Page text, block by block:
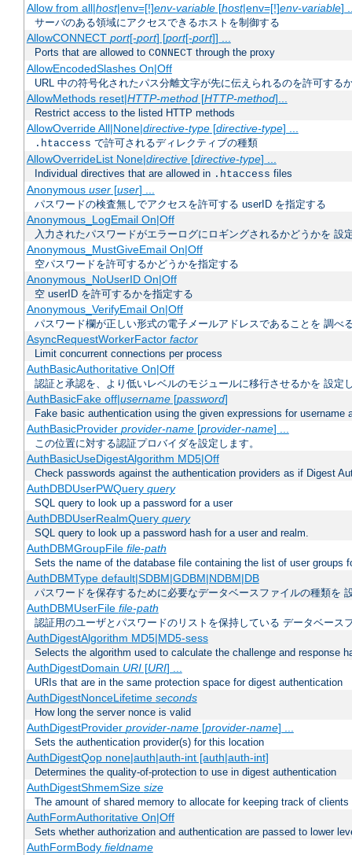
Allow from all|host|env=[!]env-variable[host|env=[!]env-variable]
サーバのある領域にアクセスできるホストを制御する
AllowCONNECT port[-port] [port[-port]] ...
Ports that are allowed to CONNECT through the proxy
AllowEncodedSlashes On|Off
URL 中の符号化されたパス分離文字が先に伝えられるのを許可する
AllowMethods reset|HTTP-method[HTTP-method]...
Restrict access to the listed HTTP methods
AllowOverride All|None|directive-type[directive-type] ...
.htaccess で許可されるディレクティブの種類
AllowOverrideList None|directive[directive-type] ...
Individual directives that are allowed in .htaccess files
Anonymous user[user] ...
パスワードの検査無しでアクセスを許可する userID を指定する
Anonymous_LogEmail On|Off
入力されたパスワードがエラーログにロギングされるかどうかを 設
Anonymous_MustGiveEmail On|Off
空パスワードを許可するかどうかを指定する
Anonymous_NoUserID On|Off
空 userID を許可するかを指定する
Anonymous_VerifyEmail On|Off
パスワード欄が正しい形式の電子メールアドレスであることを 調べ
AsyncRequestWorkerFactor factor
Limit concurrent connections per process
AuthBasicAuthoritative On|Off
認証と承認を、より低いレベルのモジュールに移行させるかを 設定
AuthBasicFake off|username[password]
Fake basic authentication using the given expressions for username
AuthBasicProvider provider-name[provider-name] ...
この位置に対する認証プロバイダを設定します。
AuthBasicUseDigestAlgorithm MD5|Off
Check passwords against the authentication providers as if Digest
AuthDBDUserPWQuery query
SQL query to look up a password for a user
AuthDBDUserRealmQuery query
SQL query to look up a password hash for a user and realm.
AuthDBMGroupFile file-path
Sets the name of the database file containing the list of user groups
AuthDBMType default|SDBM|GDBM|NDBM|DB
パスワードを保存するために必要なデータベースファイルの種類を
AuthDBMUserFile file-path
認証用のユーザとパスワードのリストを保持している データベース
AuthDigestAlgorithm MD5|MD5-sess
Selects the algorithm used to calculate the challenge and response
AuthDigestDomain URI[URI] ...
URIs that are in the same protection space for digest authentication
AuthDigestNonceLifetime seconds
How long the server nonce is valid
AuthDigestProvider provider-name[provider-name] ...
Sets the authentication provider(s) for this location
AuthDigestQop none|auth|auth-int [auth|auth-int]
Determines the quality-of-protection to use in digest authentication
AuthDigestShmemSize size
The amount of shared memory to allocate for keeping track of clients
AuthFormAuthoritative On|Off
Sets whether authorization and authentication are passed to lower
AuthFormBody fieldname